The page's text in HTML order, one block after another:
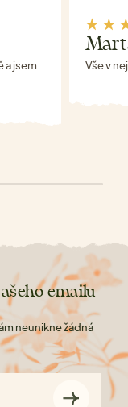
a jsem
Vše v
emailu
neunikne žádná